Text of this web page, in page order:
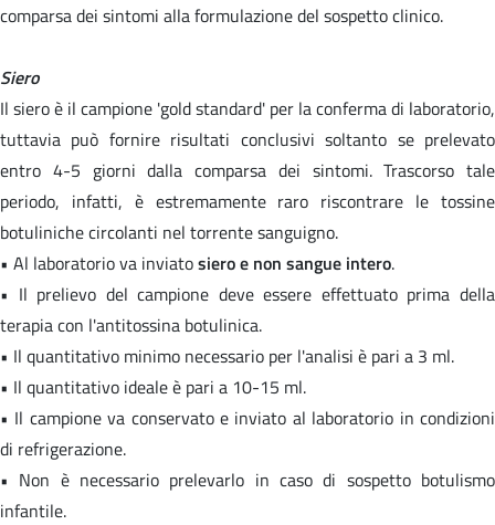
comparsa dei sintomi alla formulazione del sospetto clinico.
Siero
Il siero è il campione 'gold standard' per la conferma di laboratorio,
tuttavia può fornire risultati conclusivi soltanto se prelevato
entro 4-5 giorni dalla comparsa dei sintomi. Trascorso tale
periodo, infatti, è estremamente raro riscontrare le tossine
botuliniche circolanti nel torrente sanguigno.
• Al laboratorio va inviatosiero e non sangue intero.
• Il prelievo del campione deve essere effettuato prima della
terapia con l'antitossina botulinica.
• Il quantitativo minimo necessario per l'analisi è pari a 3 ml.
• Il quantitativo ideale è pari a 10-15 ml.
• Il campione va conservato e inviato al laboratorio in condizioni
di refrigerazione.
• Non è necessario prelevarlo in caso di sospetto botulismo
infantile.